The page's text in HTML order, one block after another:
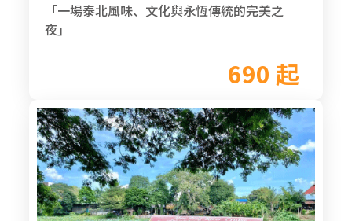
「一場泰北風味、文化與永恆傳統的完美之
夜」
690 起